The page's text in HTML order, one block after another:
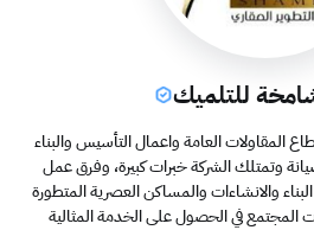
للتلميك
العامة واعمال التأسيس والبناء
وتمتلك الشركة خبرات كبيرة، وفرق عمل
والانشاءات والمساكن العصرية المتطورة
المجتمع في الحصول على الخدمة المثالية